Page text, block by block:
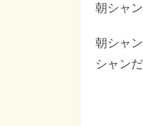
朝シャ
朝シャ
シャン